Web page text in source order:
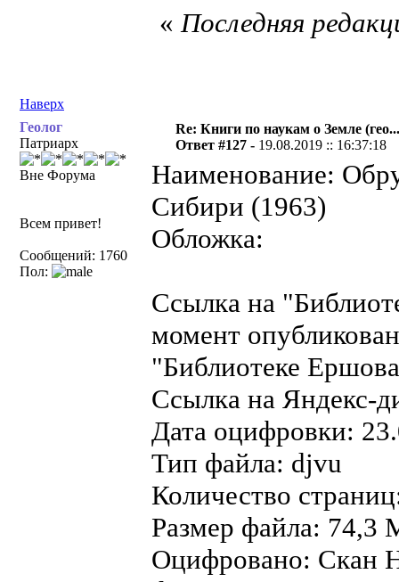
Наверх
«Последняя
Геолог
Патриарх
Вне Форума
Всем привет!
Сообщений: 1760
Пол:
Re: Книги по наукам о Земле
Ответ #127 - 19.08.2019 :: 16:37:18
Наименование:
Сибири (1963)
Обложка:
Ссылка на
момент
"Библиотеке
Ссылка на Яндекс-
Дата оцифровки:
Тип файла: djvu
Количество
Размер файла: 74,3
Оцифровано: Скан